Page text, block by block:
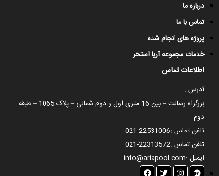
درباره ما
تماس با ما
پروژه های انجام شده
خدمات مجموعه آریا استخر
اطلاعات تماس
آدرس :
بزرگراه رسالت – بین 16 متری اول و دوم شمالی – پلاک 1065 – طبقه
دوم
تلفن تماس :021-22531006
تلفن تماس :021-22313572
ایمیل :info@ariapool.com